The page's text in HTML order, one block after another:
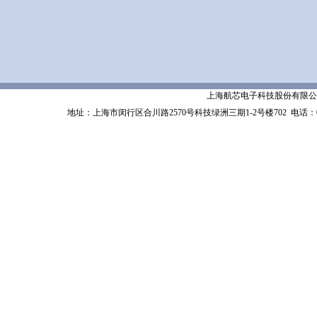
上海航芯电子科技股份有限公
地址：上海市闵行区合川路2570号科技绿洲三期1-2号楼702 电话